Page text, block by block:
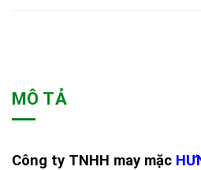
MÔ TẢ
Công ty TNHH may mặc